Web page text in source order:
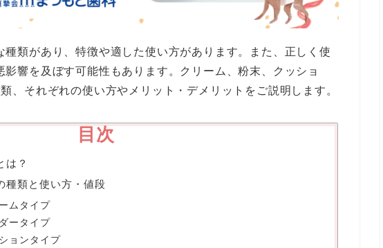
種類があり、特徴や適した使い方があります。また、正しく使
影響を及ぼす可能性もあります。クリーム、粉末、クッショ
、それぞれの使い方やメリット・デメリットをご説明します。
目次
は？
種類と使い方・値段
ムタイプ
ータイプ
ョンタイプ